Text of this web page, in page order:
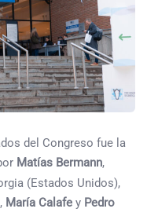
del Congreso fue la
Matías Bermann,
(Estados Unidos),
, María Calafe y Pedro